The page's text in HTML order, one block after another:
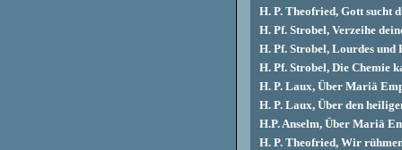
H. P. Theofried, Gott sucht
H. Pf. Strobel, Verzeihe
H. Pf. Strobel, Lourdes und
H. Pf. Strobel, Die Chemie
H. P. Laux, Über Mariä
H. P. Laux, Über den
H.P. Anselm, Über Mariä
H. P. Theofried, Wir